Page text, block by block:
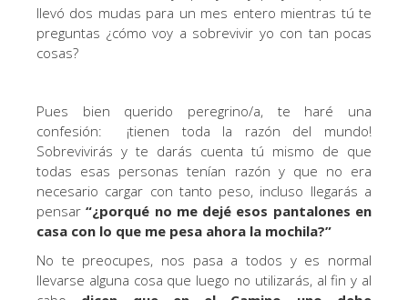
llevó dos mudas para un mes entero mientras tú te
preguntas ¿cómo voy a sobrevivir yo con tan pocas
cosas?
Pues bien querido peregrino/a, te haré una
confesión: ¡tienen toda la razón del mundo!
Sobrevivirás y te darás cuenta tú mismo de que
todas esas personas tenían razón y que no era
necesario cargar con tanto peso, incluso llegarás a
pensar“¿porqué no me dejé esos pantalones en
casa con lo que me pesa ahora la mochila?”
No te preocupes, nos pasa a todos y es normal
llevarse alguna cosa que luego no utilizarás, al fin y al